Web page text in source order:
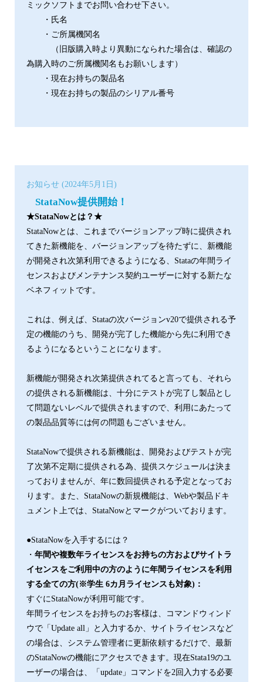
ミックソフトまでお問い合わせ下さい。
・氏名
・ご所属機関名
（旧版購入時より異動になられた場合は、確認の
為購入時のご所属機関名もお願いします）
・現在お持ちの製品名
・現在お持ちの製品のシリアル番号
お知らせ (2024年5月1日)
StataNow提供開始！
★StataNowとは？★
StataNowとは、これまでバージョンアップ時に提供され
てきた新機能を、バージョンアップを待たずに、新機能
が開発され次第利用できるようになる、Stataの年間ライ
センスおよびメンテナンス契約ユーザーに対する新たな
ベネフィットです。
これは、例えば、Stataの次バージョンv20で提供される予
定の機能のうち、開発が完了した機能から先に利用でき
るようになるということになります。
新機能が開発され次第提供されてると言っても、それら
の提供される新機能は、十分にテストが完了し製品とし
て問題ないレベルで提供されますので、利用にあたって
の製品品質等には何の問題もございません。
StataNowで提供される新機能は、開発およびテストが完
了次第不定期に提供される為、提供スケジュールは決ま
っておりませんが、年に数回提供される予定となってお
ります。また、StataNowの新規機能は、Webや製品ドキ
ュメント上では、StataNowとマークがついております。
●StataNowを入手するには？
・ 年間や複数年ライセンスをお持ちの方およびサイトラ
イセンスをご利用中の方のように年間ライセンスを利用
する全ての方(※学生 6カ月ライセンスも対象)：
すぐにStataNowが利用可能です。
年間ライセンスをお持ちのお客様は、コマンドウィンド
ウで「Update all」と入力するか、サイトライセンスなど
の場合は、システム管理者に更新依頼するだけで、最新
のStataNowの機能にアクセスできます。現在Stata19のユ
ーザーの場合は、「update」コマンドを2回入力する必要